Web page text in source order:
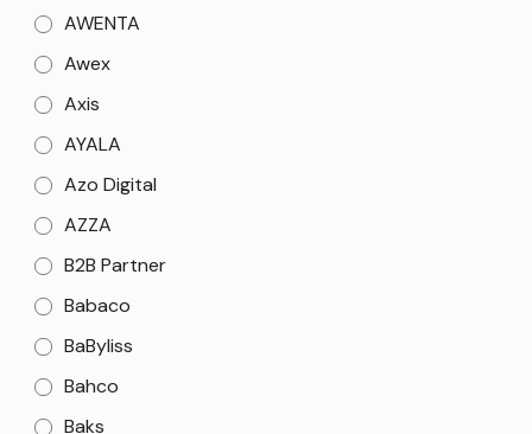
AWENTA
Awex
Axis
AYALA
Azo Digital
AZZA
B2B Partner
Babaco
BaByliss
Bahco
Baks